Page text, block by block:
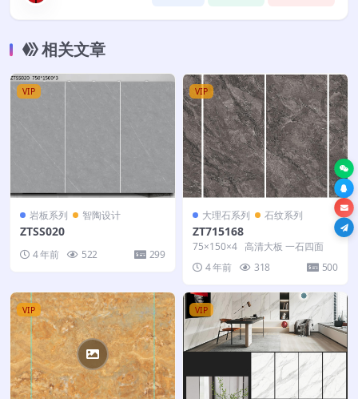
相关文章
VIP
岩板系列 智陶设计
ZTSS020
4 年前 522 299
VIP
大理石系列 石纹系列
ZT715168
75×150×4 高清大板 一石四面
4 年前
318 500
VIP VIP